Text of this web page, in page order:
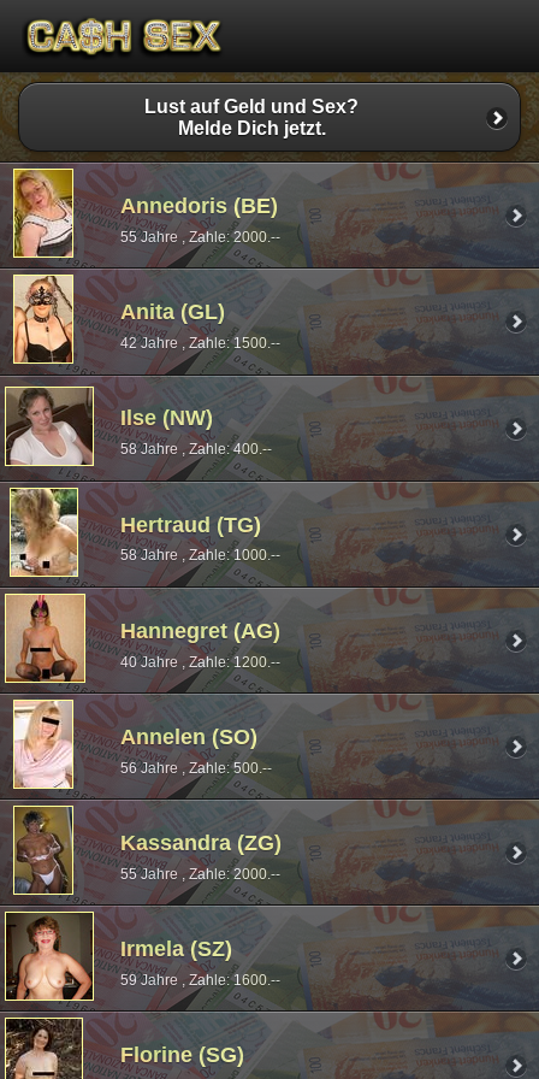
Lust auf Geld und Sex?
Melde Dich jetzt.
Annedoris (BE)
55 Jahre , Zahle: 2000.--
Anita (GL)
42 Jahre , Zahle: 1500.--
Ilse (NW)
58 Jahre , Zahle: 400.--
Hertraud (TG)
58 Jahre , Zahle: 1000.--
Hannegret (AG)
40 Jahre , Zahle: 1200.--
Annelen (SO)
56 Jahre , Zahle: 500.--
Kassandra (ZG)
55 Jahre , Zahle: 2000.--
Irmela (SZ)
59 Jahre , Zahle: 1600.--
Florine (SG)